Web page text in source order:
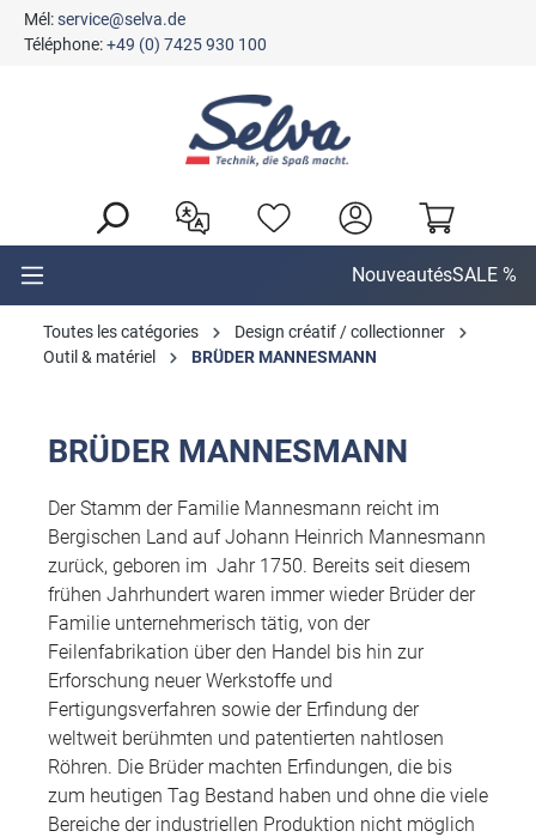
principal
Mél:service@selva.de
Téléphone:+49 (0) 7425 930 100
NouveautésSALE %
Toutes les catégories
Design créatif / collectionner
Outil & matériel
BRÜDER MANNESMANN
BRÜDER MANNESMANN
Der Stamm der Familie Mannesmann reicht im
Bergischen Land auf Johann Heinrich Mannesmann
zurück, geboren im Jahr 1750. Bereits seit diesem
frühen Jahrhundert waren immer wieder Brüder der
Familie unternehmerisch tätig, von der
Feilenfabrikation über den Handel bis hin zur
Erforschung neuer Werkstoffe und
Fertigungsverfahren sowie der Erfindung der
weltweit berühmten und patentierten nahtlosen
Röhren. Die Brüder machten Erfindungen, die bis
zum heutigen Tag Bestand haben und ohne die viele
Bereiche der industriellen Produktion nicht möglich